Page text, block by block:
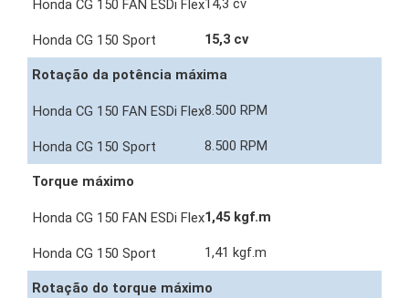
14,3 cv
15,3 cv
Rotação da potência máxima
8.500 RPM
8.500 RPM
Torque máximo
1,45 kgf.m
1,41 kgf.m
Rotação do torque máximo